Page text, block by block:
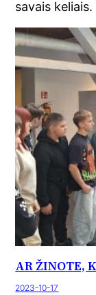
savais
AR ŽINOTE,
2023-10-17